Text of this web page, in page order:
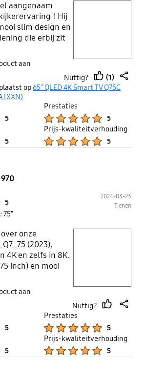
aangenaam
! Hij
slim design en
die erbij zit
aan
Nuttig?
thumb
(1)
share
op65" QLED 4K Smart TV Q75C
5
Prestaties
5
5
Prijs-kwaliteitverhouding
5
5
2024-03-23
Tienen
75"
onze
(2023),
4K en zelfs in 8K.
inch) en mooi
en heel
aan
Nuttig?
up
5
Prestaties
5
5
Prijs-kwaliteitverhouding
5